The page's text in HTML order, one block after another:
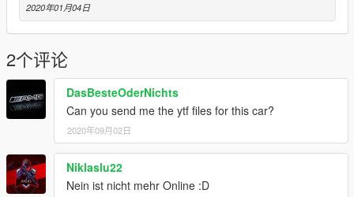
2020年01月04日
2个评论
DasBesteOderNichts
Can you send me the ytf files for this car?
2020年09月02日
Niklaslu22
Nein ist nicht mehr Online :D